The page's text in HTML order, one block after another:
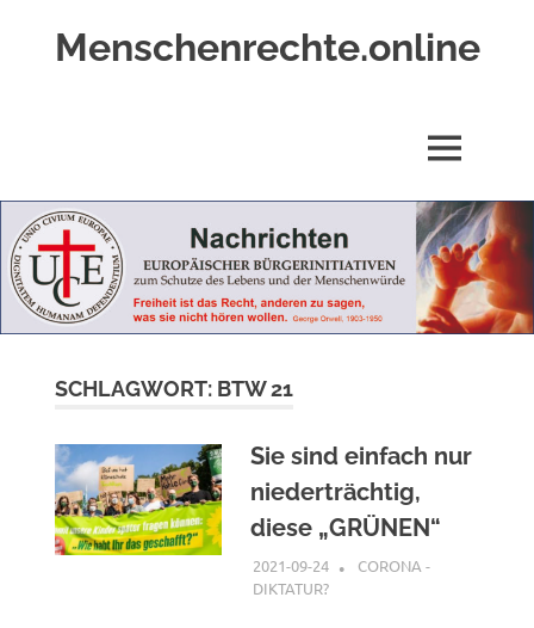
Menschenrechte.online
Geborene
wie
für
Ungeborene
MENÜ
SCHLAGWORT: BTW 21
Sie sind einfach nur
niederträchtig,
diese „GRÜNEN“
2021-09-24 XX
CORONA -
DIKTATUR?